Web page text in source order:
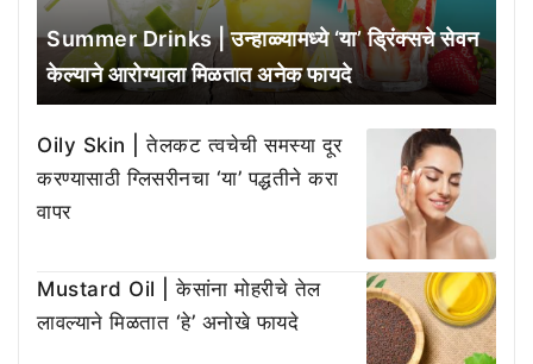
Summer Drinks | उन्हाळ्यामध्ये ‘या’ ड्रिंक्सचे सेवन
केल्याने आरोग्याला मिळतात अनेक फायदे
Oily Skin | तेलकट त्वचेची समस्या दूर
करण्यासाठी ग्लिसरीनचा ‘या’ पद्धतीने करा
वापर
Mustard Oil | केसांना मोहरीचे तेल
लावल्याने मिळतात ‘हे’ अनोखे फायदे